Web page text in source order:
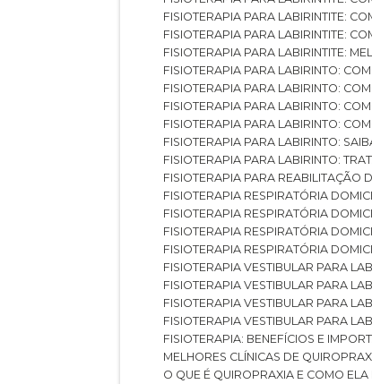
FISIOTERAPIA PARA LABIRINTITE:
FISIOTERAPIA PARA LABIRINTITE:
FISIOTERAPIA PARA LABIRINTITE:
FISIOTERAPIA PARA LABIRINTO:
FISIOTERAPIA PARA LABIRINTO:
FISIOTERAPIA PARA LABIRINTO:
FISIOTERAPIA PARA LABIRINTO:
FISIOTERAPIA PARA LABIRINTO:
FISIOTERAPIA PARA LABIRINTO:
FISIOTERAPIA PARA REABILITAÇÃO
FISIOTERAPIA RESPIRATÓRIA
FISIOTERAPIA RESPIRATÓRIA
FISIOTERAPIA RESPIRATÓRIA
FISIOTERAPIA RESPIRATÓRIA
FISIOTERAPIA VESTIBULAR PARA
FISIOTERAPIA VESTIBULAR PARA
FISIOTERAPIA VESTIBULAR PARA
FISIOTERAPIA VESTIBULAR PARA
FISIOTERAPIA: BENEFÍCIOS E
MELHORES CLÍNICAS DE
O QUE É QUIROPRAXIA E COMO